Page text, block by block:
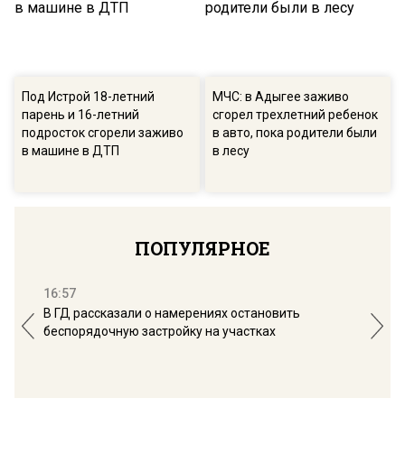
Под Истрой 18-летний
парень и 16-летний
подросток сгорели заживо
в машине в ДТП
МЧС: в Адыгее заживо
сгорел трехлетний ребенок
в авто, пока родители были
в лесу
ПОПУЛЯРНОЕ
16:57
В ГД рассказали о намерениях остановить
беспорядочную застройку на участках